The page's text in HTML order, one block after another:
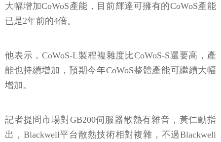
大幅增加CoWoS產能，目前輝達可擁有的CoWoS產能
已是2年前的4倍。
他表示，CoWoS-L製程複雜度比CoWoS-S還要高，產
能也持續增加，預期今年CoWoS整體產能可繼續大幅
增加。
記者提問市場對GB200伺服器散熱有雜音，黃仁勳指
出，Blackwell平台散熱技術相對複雜，不過Blackwell